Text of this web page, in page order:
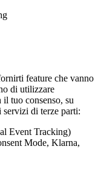
feature che vanno
di utilizzare
tuo consenso, su
di terze parti:
Event Tracking)
Mode, Klarna,